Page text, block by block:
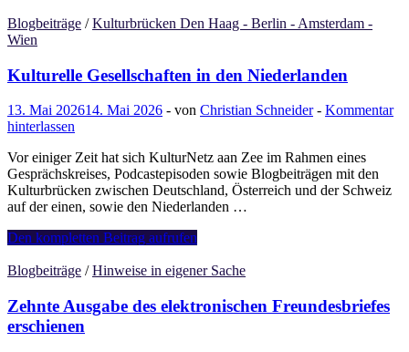
Blogbeiträge /Kulturbrücken Den Haag - Berlin - Amsterdam -
Wien
Kulturelle Gesellschaften in den Niederlanden
13. Mai 202614. Mai 2026 - von Christian Schneider- Kommentar
hinterlassen
Vor einiger Zeit hat sich KulturNetz aan Zee im Rahmen eines
Gesprächskreises, Podcastepisoden sowie Blogbeiträgen mit den
Kulturbrücken zwischen Deutschland, Österreich und der Schweiz
auf der einen, sowie den Niederlanden …
Kulturelle
in
Niederlanden
Den kompletten Beitrag aufrufen
Blogbeiträge /Hinweise in eigener Sache
Zehnte Ausgabe des elektronischen Freundesbriefes
erschienen